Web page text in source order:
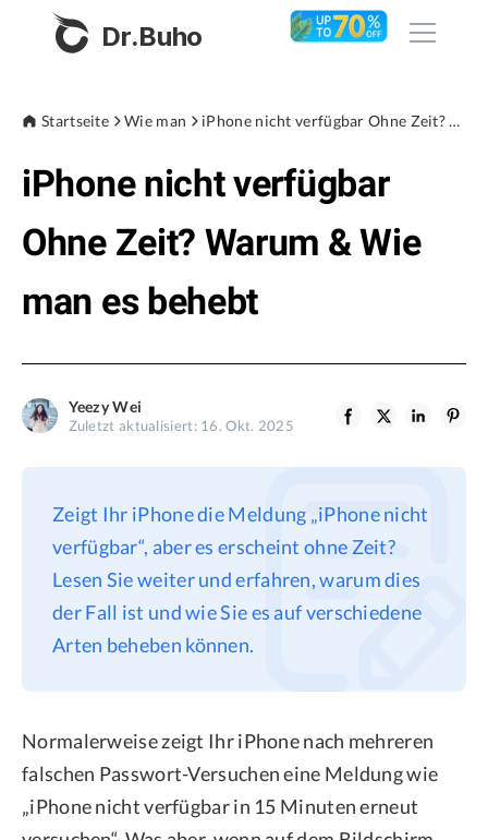
Dr.Buho
Produkte
BuhoCleaner
BuhoRepair
BuhoLaunchpad
Store
Blog
Datenschutz
Rechtliches
Refund Policy
Startseite Wie man iPhone nicht verfügbar Ohne Zeit? Warum & Wie man es behebt
iPhone nicht verfügbar
Ohne Zeit? Warum & Wie
man es behebt
Yeezy Wei
Zuletzt aktualisiert: 16. Okt. 2025
Zeigt Ihr iPhone die Meldung „iPhone nicht
verfügbar“, aber es erscheint ohne Zeit?
Lesen Sie weiter und erfahren, warum dies
der Fall ist und wie Sie es auf verschiedene
Arten beheben können.
Normalerweise zeigt Ihr iPhone nach mehreren
falschen Passwort-Versuchen eine Meldung wie
„iPhone nicht verfügbar in 15 Minuten erneut